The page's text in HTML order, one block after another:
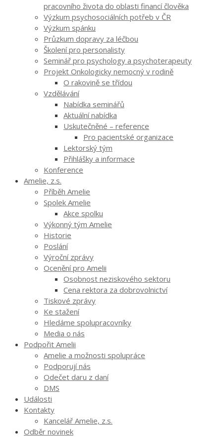
pracovního života do oblasti financí člověka
Výzkum psychosociálních potřeb v ČR
Výzkum spánku
Průzkum dopravy za léčbou
Školení pro personalisty
Seminář pro psychology a psychoterapeuty
Projekt Onkologicky nemocný v rodině
O rakovině se třídou
Vzdělávání
Nabídka seminářů
Aktuální nabídka
Uskutečněné – reference
Pro pacientské organizace
Lektorský tým
Přihlášky a informace
Konference
Amelie, z.s.
Příběh Amelie
Spolek Amelie
Akce spolku
Výkonný tým Amelie
Historie
Poslání
Výroční zprávy
Ocenění pro Amelii
Osobnost neziskového sektoru
Cena rektora za dobrovolnictví
Tiskové zprávy
Ke stažení
Hledáme spolupracovníky
Media o nás
Podpořit Amelii
Amelie a možnosti spolupráce
Podporují nás
Odečet daru z daní
DMS
Události
Kontakty
Kancelář Amelie, z.s.
Odběr novinek